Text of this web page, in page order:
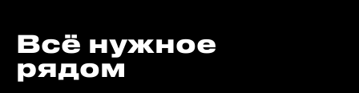
Всё нужное
рядом